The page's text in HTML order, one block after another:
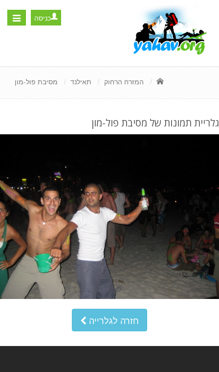
Toggle
כניסה
המזרח הרחוק תאילנד מסיבת פול-מון
גלריית תמונות של מסיבת פול-מון
חזרה לגלרייה